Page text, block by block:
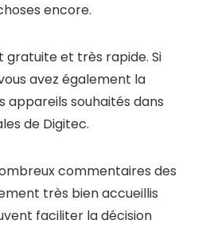
encore.
gratuite et très rapide. Si
avez également la
appareils souhaités dans
de Digitec.
commentaires des
très bien accueillis
faciliter la décision